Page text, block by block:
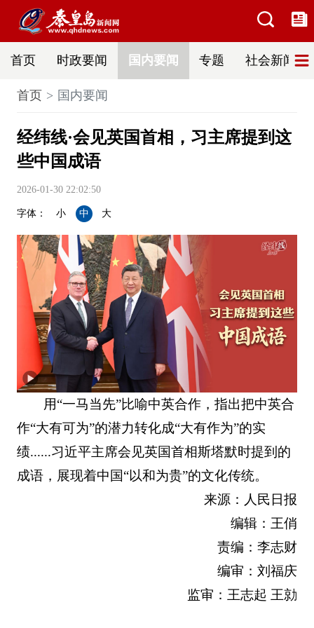
首页 时政要闻 国内要闻 专题 社会新闻
首页 国内要闻
经纬线·会见英国首相，习主席提到这
些中国成语
2026-01-30 22:02:50
字体： 小 中 大
用“一马当先”比喻中英合作，指出把中英合
作“大有可为”的潜力转化成“大有作为”的实
绩......习近平主席会见英国首相斯塔默时提到的
成语，展现着中国“以和为贵”的文化传统。
来源：人民日报
编辑：王俏
责编：李志财
编审：刘福庆
监审：王志起 王勍